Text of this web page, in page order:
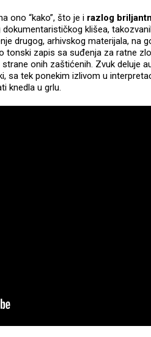
ono “kako”, što je i razlog
klišea,
drugog, arhivskog materijala, na
tonski zapis sa suđenja za ratne
onih zaštićenih. Zvuk deluje
sa tek ponekim izlivom u
knedla u grlu.